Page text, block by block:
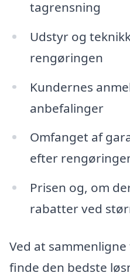
tagrensning
Udstyr og
rengøringen
Kundernes
anbefalinger
Omfanget af
efter
Prisen og, om
rabatter ved
Ved at
finde den bedste